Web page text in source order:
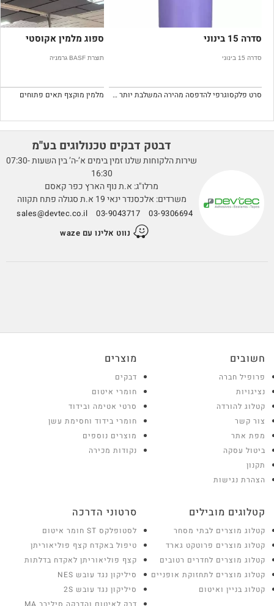
סדרה 15 בינוני
סדרה 15 בינוני
סרט פלקסוגרפי להדפסה מהירה המשלבת יותר תמונות (שטח) מפורסס
ספוג מלמין אקוסטי
תוצרת BASF גרמניה
מלמין מוקצף תאים פתוחים
דבטק דבקים טכנולוגים בע''מ
שירות הלקוחות שלנו זמין בימים א’-ה’ בין השעות 07:30-
16:30
מרלו"ג: א.ת נוף הארץ כפר קאסם
משרדים: אלכסנדר ינאי 19 א.ת סגולה פתח תקווה
03-9306694
03-9043717
sales@devtec.co.il
נווט אלינו עם waze
חשובים
פרופיל חברה
נציגויות
קטלוג להורדה
צור קשר
מפת אתר
ביטול עסקה
תקנון
הצהרת נגישות
מוצרים
דבקים
חומרי איטום
סרטי אטימה ובידוד
חומרי בידוד וחסימת עשן
מוצרים נוספים
נקודות מכירה
קטלוגים מובילים
קטלוג מוצרים לבתי מסחר
קטלוג מוצרים פרוטקט גארד
קטלוג מוצרים לחדרים רטובים
קטלוג מוצרים לתחזוקת אופניים
קטלוג בניין ואיטום
סרטוני הדרכה
לסטופלקס ST חומר איטום
טיפול באקדח קצף פוליאוריתן
קצף פוליאוריתן לאקדח בדלתות
סיליקון נגד עובש NES
סיליקון נגד עובש 2S